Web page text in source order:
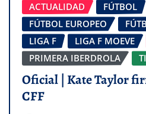
ACTUALIDAD
FÚTBOL
FÚTBOL EUROPEO
LIGA F
LIGA F MOEVE
PRIMERA IBERDROLA
Oficial | Kate Taylor
CFF